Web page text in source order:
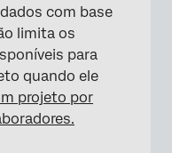
com base
limita os
para
quando ele
projeto por